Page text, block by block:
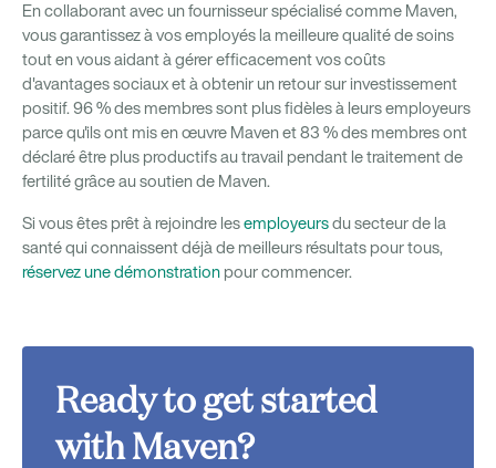
En collaborant avec un fournisseur spécialisé comme Maven,
vous garantissez à vos employés la meilleure qualité de soins
tout en vous aidant à gérer efficacement vos coûts
d'avantages sociaux et à obtenir un retour sur investissement
positif. 96 % des membres sont plus fidèles à leurs employeurs
parce qu'ils ont mis en œuvre Maven et 83 % des membres ont
déclaré être plus productifs au travail pendant le traitement de
fertilité grâce au soutien de Maven.
Si vous êtes prêt à rejoindre lesemployeursdu secteur de la
santé qui connaissent déjà de meilleurs résultats pour tous,
réservez une démonstration pour commencer.
Ready to get started
with Maven?